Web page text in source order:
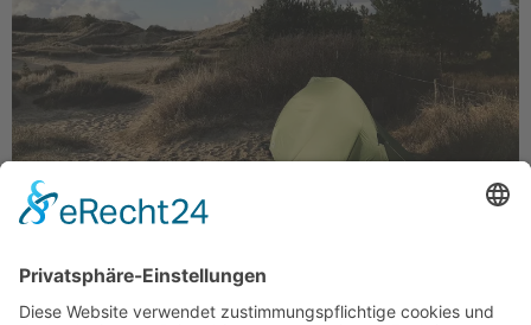
Bislang hatte ich immer nur kleinere Tagestouren oder
Bergwanderungen unternommen. Erfahrung mit